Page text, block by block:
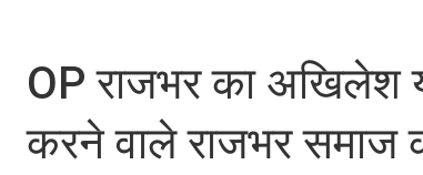
OP राजभर का अखिलेश
करने वाले राजभर समाज